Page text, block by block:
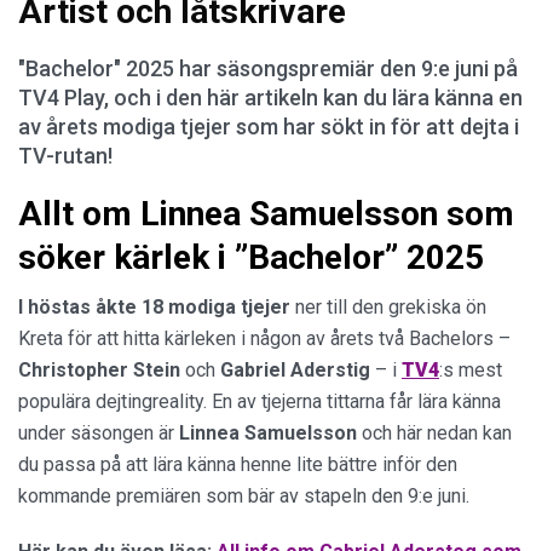
Artist och låtskrivare
"Bachelor" 2025 har säsongspremiär den 9:e juni på
TV4 Play, och i den här artikeln kan du lära känna en
av årets modiga tjejer som har sökt in för att dejta i
TV-rutan!
Allt om Linnea Samuelsson som
söker kärlek i ”Bachelor” 2025
I höstas åkte 18 modiga tjejer ner till den grekiska ön
Kreta för att hitta kärleken i någon av årets två Bachelors –
Christopher Stein och Gabriel Aderstig – i TV4:s mest
populära dejtingreality. En av tjejerna tittarna får lära känna
under säsongen är Linnea Samuelsson och här nedan kan
du passa på att lära känna henne lite bättre inför den
kommande premiären som bär av stapeln den 9:e juni.